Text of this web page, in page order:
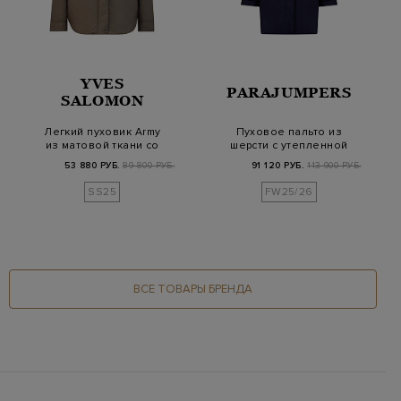
YVES
SALOMON
Легкий пуховик Army
из матовой ткани со
53 880 РУБ. 89 800 РУБ.
SS25
PARAJUMPERS
Пуховое пальто из
шерсти с утепленной
91 120 РУБ. 113 900 РУБ.
FW25/26
ВСЕ ТОВАРЫ БРЕНДА